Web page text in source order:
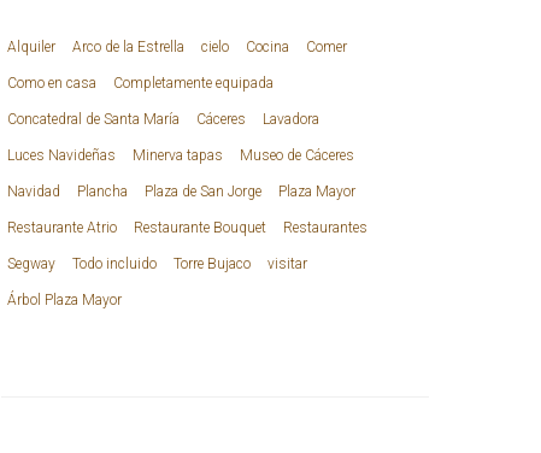
Alquiler Arco de la Estrella cielo Cocina Comer
Como en casa Completamente equipada
Concatedral de Santa María Cáceres Lavadora
Luces Navideñas Minerva tapas Museo de Cáceres
Navidad Plancha Plaza de San Jorge Plaza Mayor
Restaurante Atrio Restaurante Bouquet Restaurantes
Segway Todo incluido Torre Bujaco visitar
Árbol Plaza Mayor